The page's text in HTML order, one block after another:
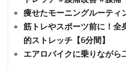
痩せたモーニングルーティ
筋トレやスポーツ前に！全
的ストレッチ【6分間】
エアロバイクに乗りながら